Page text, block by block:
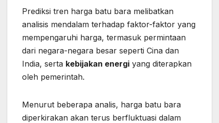
Prediksi tren harga batu bara melibatkan
analisis mendalam terhadap faktor-faktor yang
mempengaruhi harga, termasuk permintaan
dari negara-negara besar seperti Cina dan
India, serta kebijakan energi yang diterapkan
oleh pemerintah.
Menurut beberapa analis, harga batu bara
diperkirakan akan terus berfluktuasi dalam